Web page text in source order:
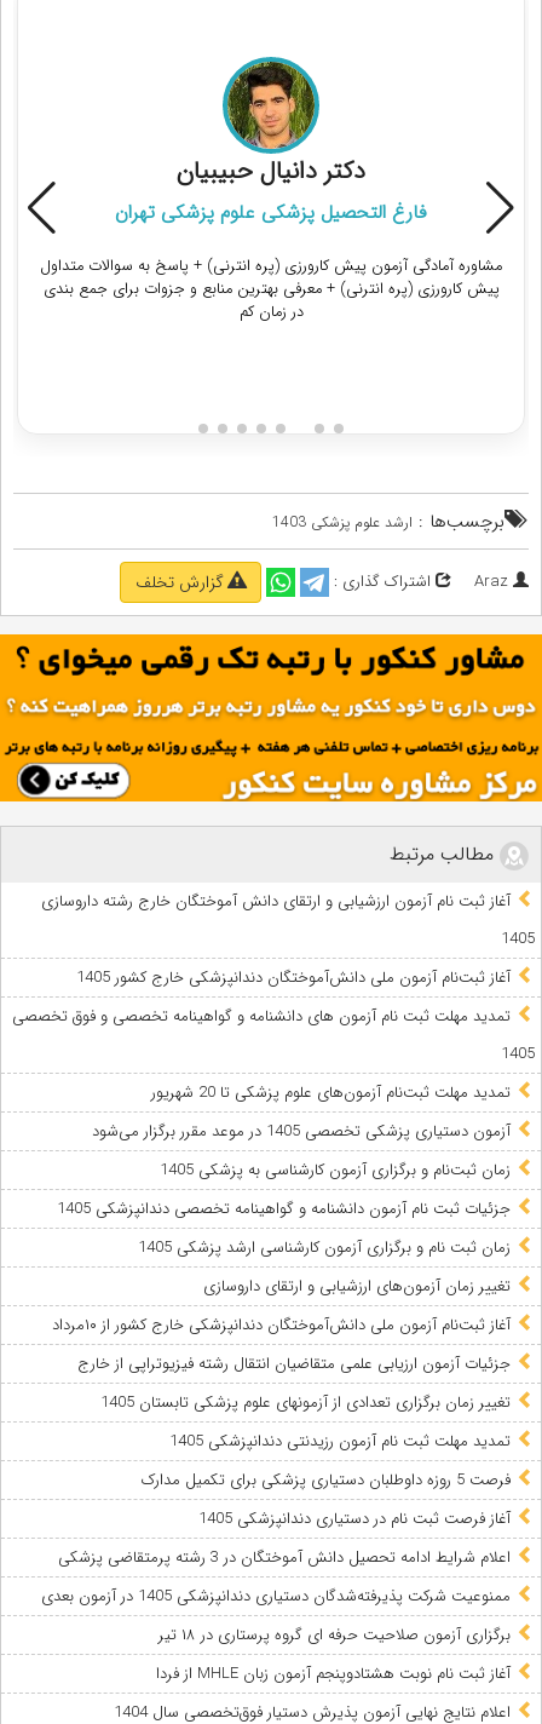
دکتر دانیال حبیبیان
فارغ التحصیل پزشکی علوم پزشکی تهران
مشاوره آمادگی آزمون پیش کارورزی (پره انترنی) + پاسخ به سوالات متداول
پیش کارورزی (پره انترنی) + معرفی بهترین منابع و جزوات برای جمع بندی
در زمان کم
برچسب‌ها : ارشد علوم پزشکی 1403
Araz اشتراک گذاری : گزارش تخلف
مطالب مرتبط
آغاز ثبت نام آزمون‌ ارزشیابی و ارتقای دانش آموختگان خارج رشته داروسازی
1405
آغاز ثبت‌نام آزمون ملی دانش‌آموختگان دندانپزشکی خارج کشور 1405
تمدید مهلت ثبت نام آزمون های دانشنامه و گواهینامه تخصصی و فوق تخصصی
1405
تمدید مهلت ثبت‌نام آزمون‌های علوم پزشکی تا 20 شهریور
آزمون دستیاری پزشکی تخصصی 1405 در موعد مقرر برگزار می‌شود
زمان ثبت‌نام و برگزاری آزمون کارشناسی به پزشکی 1405
جزئیات ثبت نام آزمون دانشنامه و گواهینامه تخصصی دندانپزشکی 1405
زمان ثبت نام و برگزاری آزمون کارشناسی ارشد پزشکی 1405
تغییر زمان آزمون‌های ارزشیابی و ارتقای داروسازی
آغاز ثبت‌نام آزمون ملی دانش‌آموختگان دندانپزشکی خارج کشور از ۱۰مرداد
جزئیات آزمون ارزیابی علمی متقاضیان انتقال رشته فیزیوتراپی از خارج
تغییر زمان برگزاری تعدادی از آزمونهای علوم پزشکی تابستان 1405
تمدید مهلت ثبت نام آزمون رزیدنتی دندانپزشکی 1405
فرصت 5 روزه داوطلبان دستیاری پزشکی برای تکمیل مدارک
آغاز فرصت ثبت نام در دستیاری دندانپزشکی 1405
اعلام شرایط ادامه تحصیل دانش آموختگان در 3 رشته پرمتقاضی پزشکی
ممنوعیت شرکت پذیرفته‌شدگان دستیاری دندانپزشکی 1405 در آزمون بعدی
برگزاری آزمون صلاحیت حرفه ای گروه پرستاری در ۱۸ تیر
آغاز ثبت نام نوبت هشتادوپنجم آزمون زبان MHLE از فردا
اعلام نتایج نهایی آزمون پذیرش دستیار فوق‌تخصصی سال 1404